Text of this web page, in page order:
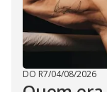
DO R7/04/08/2026